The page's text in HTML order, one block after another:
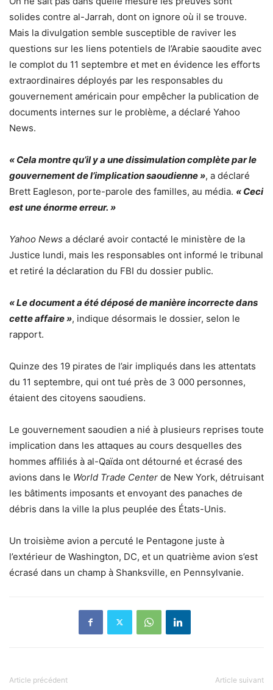
solides contre al-Jarrah, dont on ignore où il se trouve.
Mais la divulgation semble susceptible de raviver les
questions sur les liens potentiels de l’Arabie saoudite avec
le complot du 11 septembre et met en évidence les efforts
extraordinaires déployés par les responsables du
gouvernement américain pour empêcher la publication de
documents internes sur le problème, a déclaré Yahoo
News.
« Cela montre qu’il y a une dissimulation complète par le
gouvernement de l’implication saoudienne », a déclaré
Brett Eagleson, porte-parole des familles, au média. « Ceci
est une énorme erreur. »
Yahoo News a déclaré avoir contacté le ministère de la
Justice lundi, mais les responsables ont informé le tribunal
et retiré la déclaration du FBI du dossier public.
« Le document a été déposé de manière incorrecte dans
cette affaire », indique désormais le dossier, selon le
rapport.
Quinze des 19 pirates de l’air impliqués dans les attentats
du 11 septembre, qui ont tué près de 3 000 personnes,
étaient des citoyens saoudiens.
Le gouvernement saoudien a nié à plusieurs reprises toute
implication dans les attaques au cours desquelles des
hommes affiliés à al-Qaïda ont détourné et écrasé des
avions dans le World Trade Center de New York, détruisant
les bâtiments imposants et envoyant des panaches de
débris dans la ville la plus peuplée des États-Unis.
Un troisième avion a percuté le Pentagone juste à
l’extérieur de Washington, DC, et un quatrième avion s’est
écrasé dans un champ à Shanksville, en Pennsylvanie.
Article précédent Article suivant